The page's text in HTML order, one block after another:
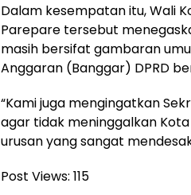
Dalam kesempatan itu, Wali
Parepare tersebut
masih bersifat gambaran
Anggaran (Banggar) DPRD
“Kami juga mengingatkan
agar tidak meninggalkan
urusan yang sangat
Post Views: 115